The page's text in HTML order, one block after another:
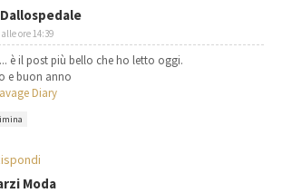
ore 14:39
è il post più bello che ho letto oggi.
e buon anno
Diary
Moda